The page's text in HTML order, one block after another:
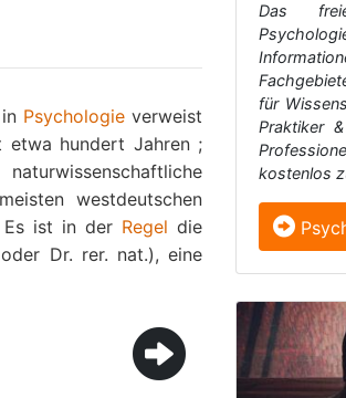
Psychologie verweist
hundert Jahren ;
westdeutschen
Es ist in der Regel die
Dr. rer. nat.), eine
Das
für
Praktiker
kostenlos